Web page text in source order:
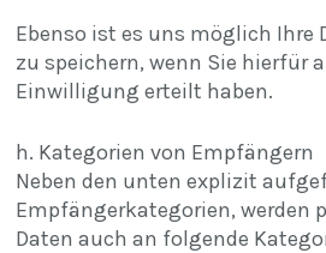
Ebenso ist es uns möglich Ihre
zu speichern, wenn Sie hierfür
Einwilligung erteilt haben.
h. Kategorien von Empfängern
Neben den unten explizit
Empfängerkategorien, werden
Daten auch an folgende